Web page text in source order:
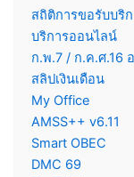
สถิติการขอรับบริ
บริการออนไลน์
ก.พ.7 / ก.ค.ศ.16
สลิปเงินเดือน
My Office
AMSS++ v6.11
Smart OBEC
DMC 69